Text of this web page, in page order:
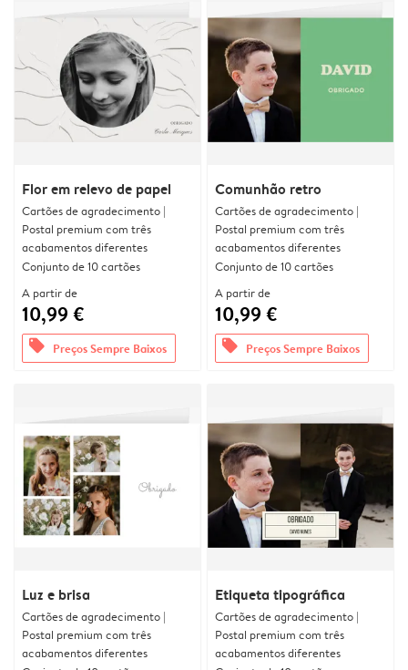
Flor em relevo de papel
Cartões de agradecimento |
Postal premium com três
acabamentos diferentes
Conjunto de 10 cartões
A partir de
10,99 €
offers Preços Sempre Baixos
Comunhão retro
Cartões de agradecimento |
Postal premium com três
acabamentos diferentes
Conjunto de 10 cartões
A partir de
10,99 €
offers Preços Sempre Baixos
Luz e brisa
Cartões de agradecimento |
Postal premium com três
acabamentos diferentes
Etiqueta tipográfica
Cartões de agradecimento |
Postal premium com três
acabamentos diferentes